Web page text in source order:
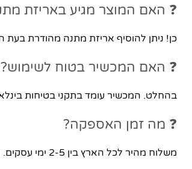
❓ האם המוצר מגיע באריזת
כן! ניתן להוסיף אריזת מתנה מהודרת בעת
❓ האם המכשיר בטוח לשימוש?
בהחלט. המכשיר עומד בתקני בטיחות
❓ מה זמן האספקה?
משלוח מהיר לכל הארץ בין 2-5 ימי עסקים. ניתן גם לאסוף עצמאית מהחנות ברמת גן.